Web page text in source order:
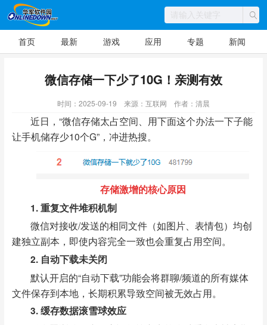
首页 最新 游戏 应用 专题 新闻
微信存储一下少了10G！亲测有效
时间：2025-09-19 来源：互联网 作者：清晨
近日，“微信存储太占空间、用下面这个办法一下子能
让手机储存少10个G”，冲进热搜。
存储激增的核心原因
1. 重复文件堆积机制
微信对接收/发送的相同文件（如图片、表情包）均创
建独立副本，即使内容完全一致也会重复占用空间。
2. 自动下载未关闭
默认开启的“自动下载”功能会将群聊/频道的所有媒体
文件保存到本地，长期积累导致空间被无效占用。
3. 缓存数据滚雪球效应